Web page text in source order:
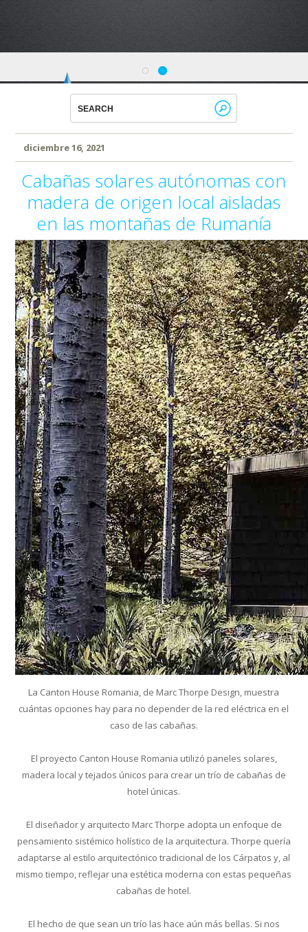
Conoce que tan sana es el agua en tu casa
Conoce cual es el mejor calentador solar de
México
diciembre 16, 2021
Cabañas solares autónomas con
madera de origen local aisladas
en las montañas de Rumanía
La Canton House Romania, de Marc Thorpe Design, muestra
cuántas opciones hay para no depender de la red eléctrica en el
caso de las cabañas.
El proyecto Canton House Romania utilizó paneles solares,
madera local y tejados únicos para crear un trío de cabañas de
hotel únicas.
El diseñador y arquitecto Marc Thorpe adopta un enfoque de
pensamiento sistémico holístico de la arquitectura. Thorpe quería
adaptarse al estilo arquitectónico tradicional de los Cárpatos y, al
mismo tiempo, reflejar una estética moderna con estas pequeñas
cabañas de hotel.
El hecho de que sean un trío las hace aún más bellas. Si nos